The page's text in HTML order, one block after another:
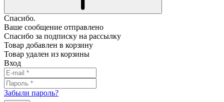
Спасибо.
Ваше сообщение отправлено
Спасибо за подписку на рассылку
Товар добавлен в корзину
Товар удален из корзины
Вход
Забыли пароль?